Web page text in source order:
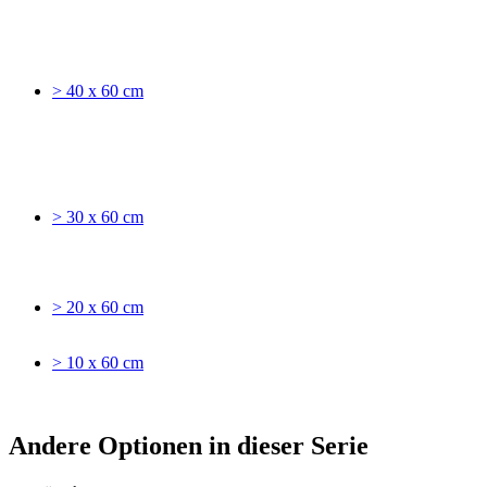
> 40 x 60 cm
> 30 x 60 cm
> 20 x 60 cm
> 10 x 60 cm
Andere Optionen in dieser Serie